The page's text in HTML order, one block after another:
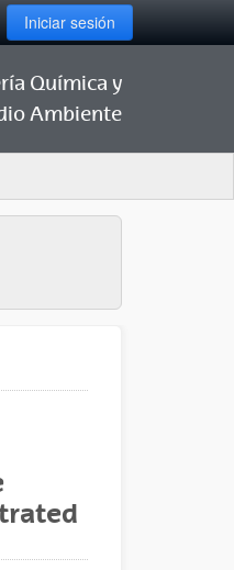
Iniciar sesión
Química y
Ambiente